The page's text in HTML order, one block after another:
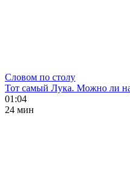
Словом по столу
Тот самый Лука. Можно ли
01:04
24 мин